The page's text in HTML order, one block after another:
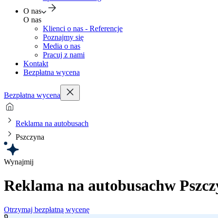
O nas
O nas
Klienci o nas - Referencje
Poznajmy się
Media o nas
Pracuj z nami
Kontakt
Bezpłatna wycena
Bezpłatna wycena
Reklama na autobusach
Pszczyna
Wynajmij
Reklama na autobusachw
Otrzymaj bezpłatną wycenę